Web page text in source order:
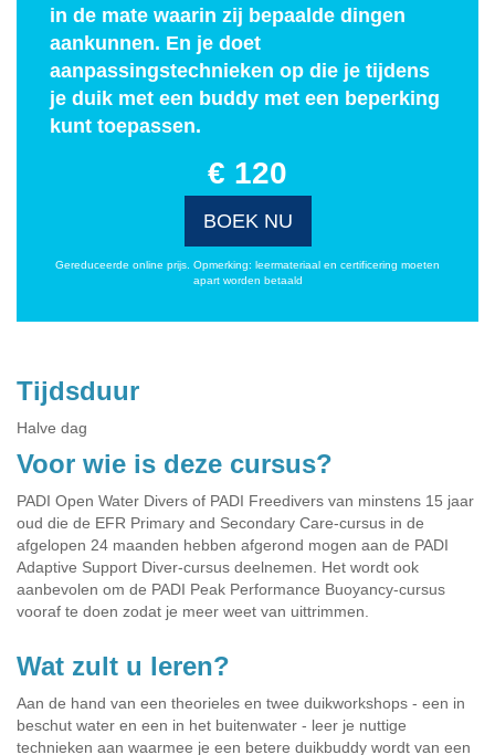
in de mate waarin zij bepaalde dingen
aankunnen. En je doet
aanpassingstechnieken op die je tijdens
je duik met een buddy met een beperking
kunt toepassen.
€ 120
BOEK NU
Gereduceerde online prijs. Opmerking: leermateriaal en certificering moeten
apart worden betaald
Tijdsduur
Halve dag
Voor wie is deze cursus?
PADI Open Water Divers of PADI Freedivers van minstens 15 jaar
oud die de EFR Primary and Secondary Care-cursus in de
afgelopen 24 maanden hebben afgerond mogen aan de PADI
Adaptive Support Diver-cursus deelnemen. Het wordt ook
aanbevolen om de PADI Peak Performance Buoyancy-cursus
vooraf te doen zodat je meer weet van uittrimmen.
Wat zult u leren?
Aan de hand van een theorieles en twee duikworkshops - een in
beschut water en een in het buitenwater - leer je nuttige
technieken aan waarmee je een betere duikbuddy wordt van een